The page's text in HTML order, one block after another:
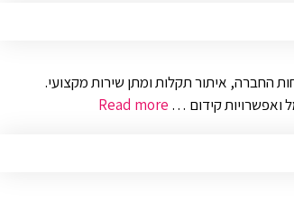
החברה, איתור תקלות ומתן שירות מקצועי.
ואפשרויות קידום … Read more